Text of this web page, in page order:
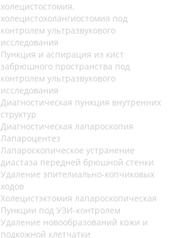
холецистостомия,
холецистохолангиостомия под
контролем ультразвукового
исследования
Пункция и аспирация из кист
забрюшного пространства под
контролем ультразвукового
исследования
Диагностическая пункция внутренних
структур
Диагностическая лапароскопия
Лапароцентез
Лапароскопическое устранение
диастаза передней брюшной стенки
Удаление эпителиально-копчиковых
ходов
Холецистэктомия лапароскопическая
Пункции под УЗИ-контролем
Удаление новообразований кожи и
подкожной клетчатки